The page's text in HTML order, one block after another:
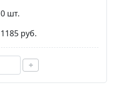
0 шт.
1185 руб.
+